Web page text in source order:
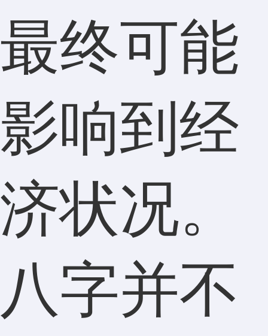
最终可能
影响到经
济状况。
八字并不